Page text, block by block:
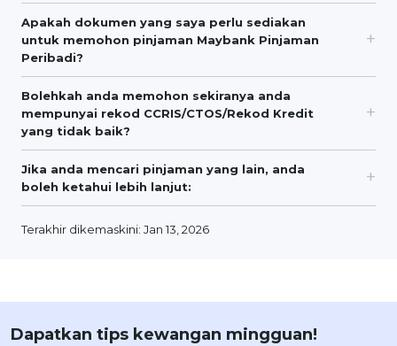
Apakah dokumen yang saya perlu sediakan
untuk memohon pinjaman Maybank Pinjaman
Peribadi?
Bolehkah anda memohon sekiranya anda
mempunyai rekod CCRIS/CTOS/Rekod Kredit
yang tidak baik?
Jika anda mencari pinjaman yang lain, anda
boleh ketahui lebih lanjut:
Terakhir dikemaskini: Jan 13, 2026
Dapatkan tips kewangan mingguan!